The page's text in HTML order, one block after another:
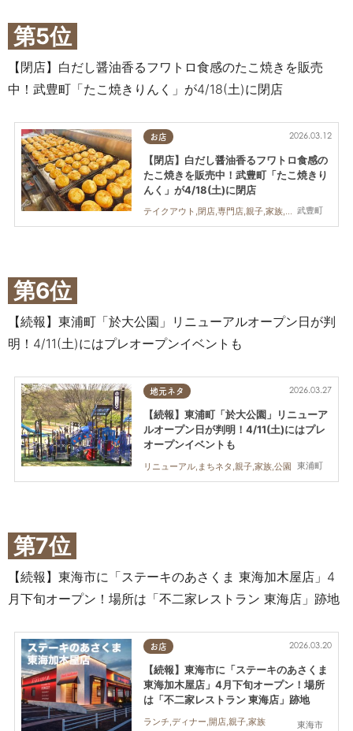
第5位
【閉店】白だし醤油香るフワトロ食感のたこ焼きを販売
中！武豊町「たこ焼きりんく」が4/18(土)に閉店
お店
武豊町
2026.03.12
【閉店】白だし醤油香るフワトロ食感の
たこ焼きを販売中！武豊町「たこ焼きり
んく」が4/18(土)に閉店
テイクアウト,閉店,専門店,親子,家族,おひとりさま
第6位
【続報】東浦町「於大公園」リニューアルオープン日が判
明！4/11(土)にはプレオープンイベントも
地元ネタ
東浦町
2026.03.27
【続報】東浦町「於大公園」リニューア
ルオープン日が判明！4/11(土)にはプレ
オープンイベントも
リニューアル,まちネタ,親子,家族,公園
第7位
【続報】東海市に「ステーキのあさくま 東海加木屋店」4
月下旬オープン！場所は「不二家レストラン 東海店」跡地
お店
東海市
2026.03.20
【続報】東海市に「ステーキのあさくま
東海加木屋店」4月下旬オープン！場所
は「不二家レストラン 東海店」跡地
ランチ,ディナー,開店,親子,家族